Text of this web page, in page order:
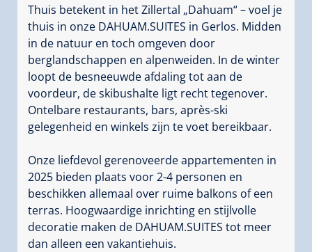
Thuis betekent in het Zillertal „Dahuam“ – voel je
thuis in onze DAHUAM.SUITES in Gerlos. Midden
in de natuur en toch omgeven door
berglandschappen en alpenweiden. In de winter
loopt de besneeuwde afdaling tot aan de
voordeur, de skibushalte ligt recht tegenover.
Ontelbare restaurants, bars, après-ski
gelegenheid en winkels zijn te voet bereikbaar.
Onze liefdevol gerenoveerde appartementen in
2025 bieden plaats voor 2-4 personen en
beschikken allemaal over ruime balkons of een
terras. Hoogwaardige inrichting en stijlvolle
decoratie maken de DAHUAM.SUITES tot meer
dan alleen een vakantiehuis.